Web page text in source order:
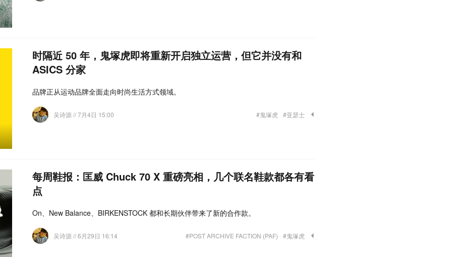
时隔近 50 年，鬼塚虎即将重新开启独立运营，但它并没有和
ASICS 分家
品牌正从运动品牌全面走向时尚生活方式领域。
吴诗源 // 7月4日 15:00 #鬼塚虎 #亚瑟士
每周鞋报：匡威 Chuck 70 X 重磅亮相，几个联名鞋款都各有看
点
On、New Balance、BIRKENSTOCK 都和长期伙伴带来了新的合作款。
吴诗源 // 6月29日 16:14 #POST ARCHIVE FACTION (PAF) #鬼塚虎